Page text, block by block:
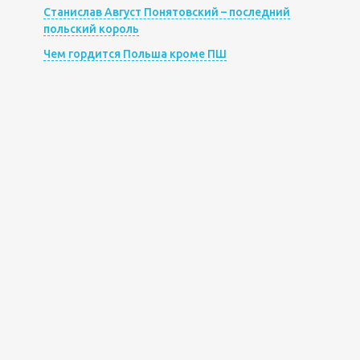
Станислав Август Понятовский – последний
польский король
Чем гордится Польша кроме ПШ